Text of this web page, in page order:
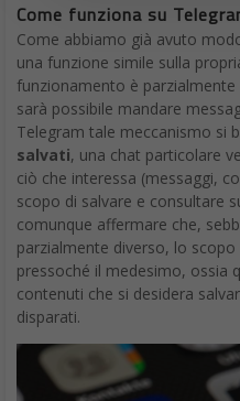
Come funziona su
Come abbiamo già avuto
una funzione simile sulla
funzionamento è
sarà possibile mandare
Telegram tale meccanismo si
salvati, una chat particolare
ciò che interessa (messaggi,
scopo di salvare e consultare
comunque affermare che,
parzialmente diverso, lo
pressoché il medesimo, ossia
contenuti che si desidera
disparati.